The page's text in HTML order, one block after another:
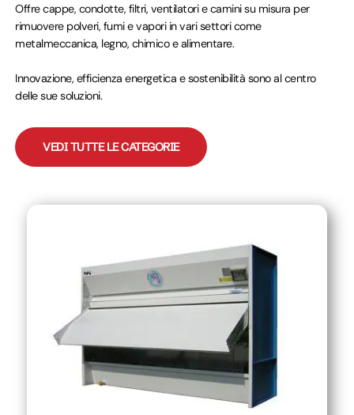
Offre cappe, condotte, filtri, ventilatori e camini su misura per
rimuovere polveri, fumi e vapori in vari settori come
metalmeccanica, legno, chimico e alimentare.
Innovazione, efficienza energetica e sostenibilità sono al centro
delle sue soluzioni.
VEDI TUTTE LE CATEGORIE